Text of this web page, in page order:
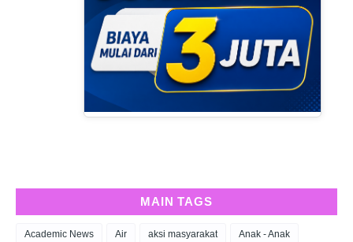
MAIN TAGS
Academic News Air aksi masyarakat Anak - Anak